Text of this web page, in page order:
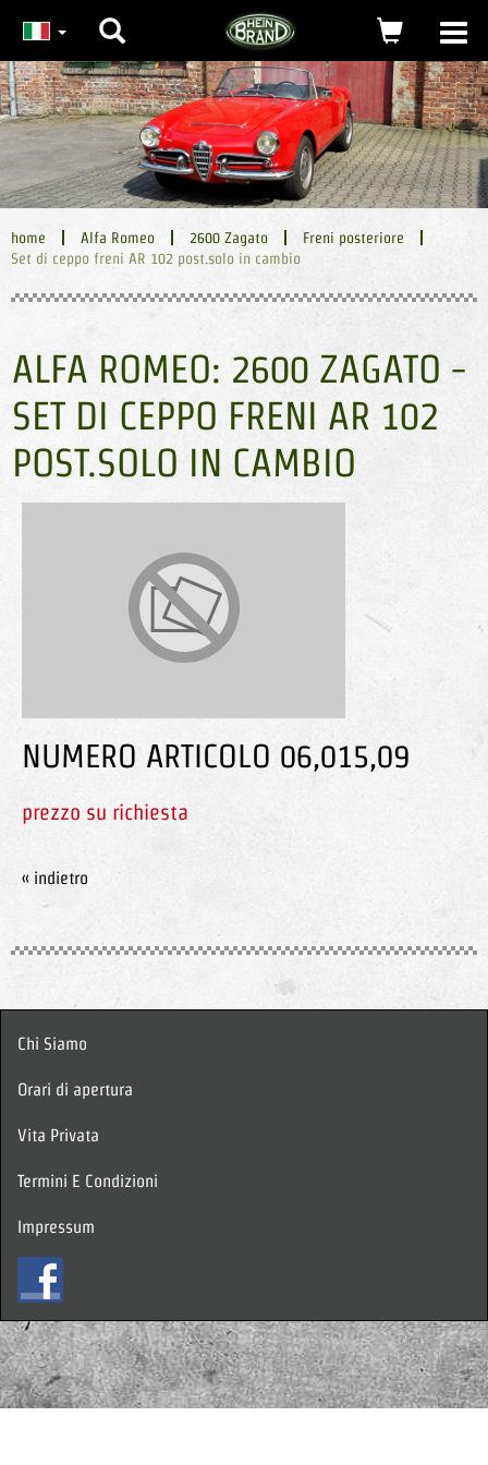
carrello
home Alfa Romeo 2600 Zagato
Freni posteriore
Set di ceppo freni AR 102 post.solo in cambio
ALFA ROMEO: 2600 ZAGATO -
SET DI CEPPO FRENI AR 102
POST.SOLO IN CAMBIO
NUMERO ARTICOLO 06,015,09
prezzo su richiesta
« indietro
Chi Siamo
Orari di apertura
Vita Privata
Termini E Condizioni
Impressum